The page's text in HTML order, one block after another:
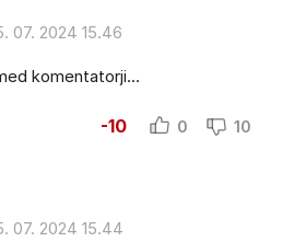
07. 2024 15.46
komentatorji...
-10 0 10
07. 2024 15.44